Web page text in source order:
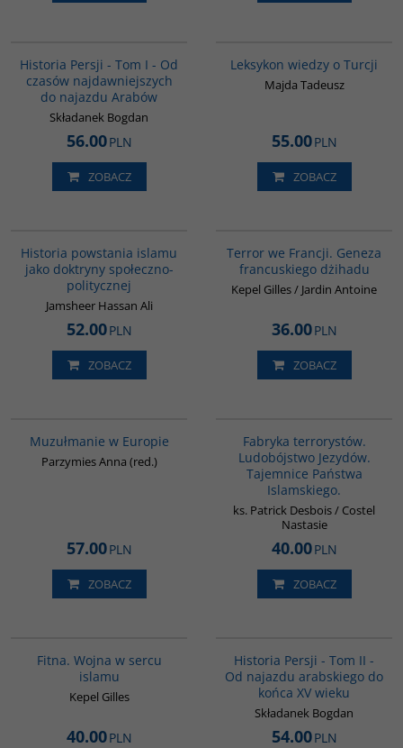
Historia Persji - Tom I - Od
czasów najdawniejszych
do najazdu Arabów
Składanek Bogdan
56.00PLN
ZOBACZ
Leksykon wiedzy o Turcji
Majda Tadeusz
55.00PLN
ZOBACZ
Historia powstania islamu
jako doktryny społeczno-
politycznej
Jamsheer Hassan Ali
52.00PLN
ZOBACZ
Terror we Francji. Geneza
francuskiego dżihadu
Kepel Gilles / Jardin Antoine
36.00PLN
ZOBACZ
Muzułmanie w Europie
Parzymies Anna (red.)
57.00PLN
ZOBACZ
Fabryka terrorystów.
Ludobójstwo Jezydów.
Tajemnice Państwa
Islamskiego.
ks. Patrick Desbois / Costel
Nastasie
40.00PLN
ZOBACZ
Fitna. Wojna w sercu
islamu
Kepel Gilles
40.00PLN
Historia Persji - Tom II -
Od najazdu arabskiego do
końca XV wieku
Składanek Bogdan
54.00PLN